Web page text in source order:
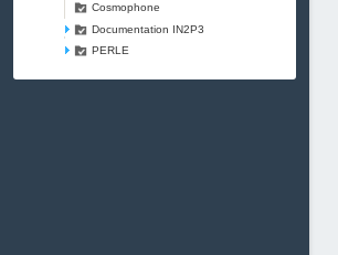
Cosmophone
Documentation IN2P3
PERLE